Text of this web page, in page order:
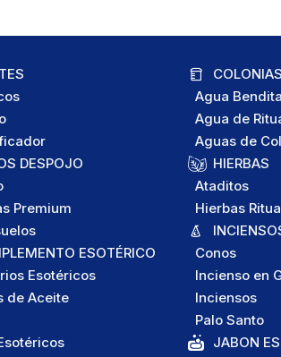
DESPOJO
Premium
ESOTÉRICO
Esotéricos
de Aceite
COLONIAS
Agua Bendita
Agua de
Aguas de
HIERBAS
Ataditos
Hierbas
Conos
Incienso en
Inciensos
Palo Santo
JABON